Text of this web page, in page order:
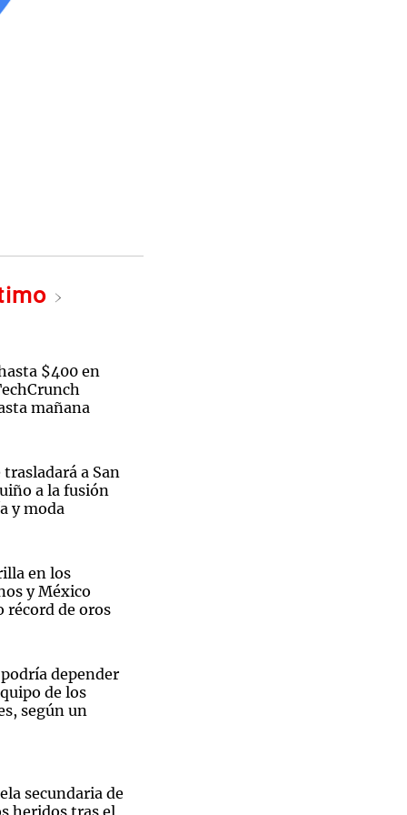
$400 en
mañana
a San
a la fusión
y moda
en los
y México
récord de oros
depender
de los
según un
secundaria de
heridos tras el